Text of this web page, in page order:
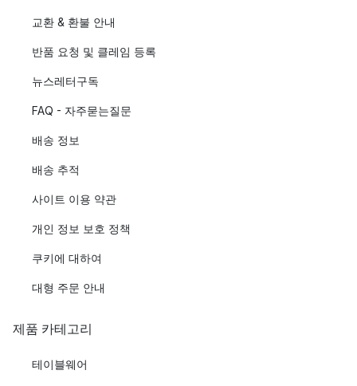
교환 & 환불 안내
반품 요청 및 클레임 등록
뉴스레터구독
FAQ - 자주묻는질문
배송 정보
배송 추적
사이트 이용 약관
개인 정보 보호 정책
쿠키에 대하여
대형 주문 안내
제품 카테고리
테이블웨어